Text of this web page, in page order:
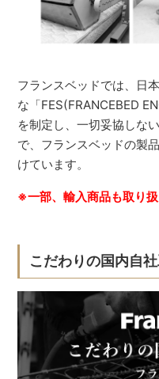
フランスベッドでは、日
な「FES(FRANCEBED
を制定し、一切妥協しな
で、フランスベッドの製
けています。
※一部、輸入商品も取り扱
こだわりの国内自